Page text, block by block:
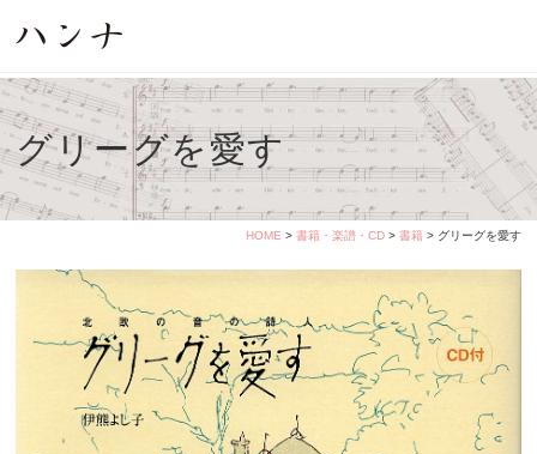
グリーグを愛す
HOME > 書籍・楽譜・CD> 書籍> グリーグを愛す